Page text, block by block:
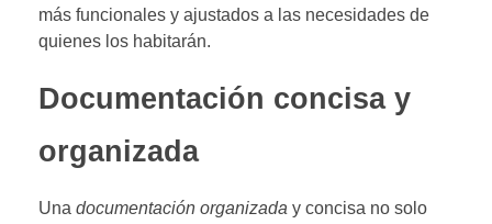
más funcionales y ajustados a las necesidades de
quienes los habitarán.
Documentación concisa y
organizada
Una documentación organizada y concisa no solo